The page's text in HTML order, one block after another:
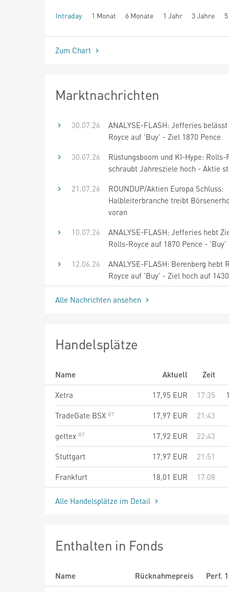
Intraday 1 Monat 6 Monate 1 Jahr 3 Jahre
seit Beginn
Zum Chart
Marktnachrichten
30.07.26
ANALYSE-FLASH: Jefferies
Royce auf 'Buy' - Ziel 1870 Pence
30.07.26
Rüstungsboom und KI-Hype: Rolls-
schraubt Jahresziele hoch - Aktie
21.07.26
ROUNDUP/Aktien Europa Schluss:
Halbleiterbranche treibt
voran
10.07.26
ANALYSE-FLASH: Jefferies hebt
Rolls-Royce auf 1870 Pence - 'Buy'
12.06.26
ANALYSE-FLASH: Berenberg hebt
Royce auf 'Buy' - Ziel hoch auf
Alle Nachrichten ansehen
Handelsplätze
Name Aktuell
Zeit
Xetra
17,95 EUR 17:35
TradeGate BSX
17,97 EUR
21:43
gettex
17,92 EUR
22:43
Stuttgart
17,97 EUR
21:51
Frankfurt
18,01 EUR 17:08
Alle Handelsplätze im Detail
Enthalten in Fonds
Name Rücknahmepreis
Perf.